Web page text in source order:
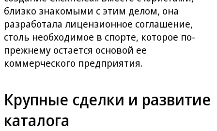
близко знакомыми с этим делом, она
разработала лицензионное соглашение,
столь необходимое в спорте, которое по-
прежнему остается основой ее
коммерческого предприятия.
Крупные сделки и развитие
каталога